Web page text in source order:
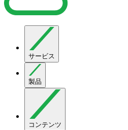
サービス
製品
コンテンツ